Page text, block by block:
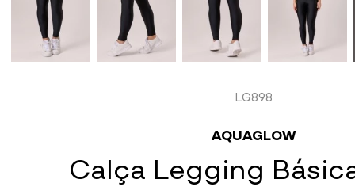
LG898
AQUAGLOW
Calça Legging